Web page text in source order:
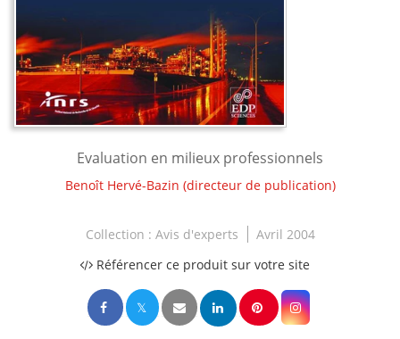
Evaluation en milieux professionnels
Benoît Hervé-Bazin (directeur de publication)
Collection : Avis d'experts
Avril 2004
Référencer ce produit sur votre site